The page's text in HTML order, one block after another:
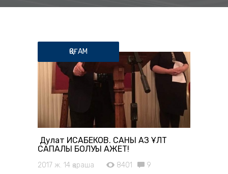
ҚОҒАМ
Дулат ИСАБЕКОВ. САНЫ АЗ ҰЛТ
САПАЛЫ БОЛУЫ ҚАЖЕТ!
2017 ж. 14 қараша 8401 9